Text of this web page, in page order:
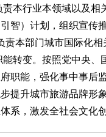
责本行业本领域以及
智）计划，组织宣传
责本部门城市国际化
能转变。按照党中央
职能，强化事中事后
提升城市旅游品牌形
系，激发全社会文化